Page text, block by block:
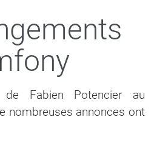
Fabien Potencier au
nombreuses annonces ont